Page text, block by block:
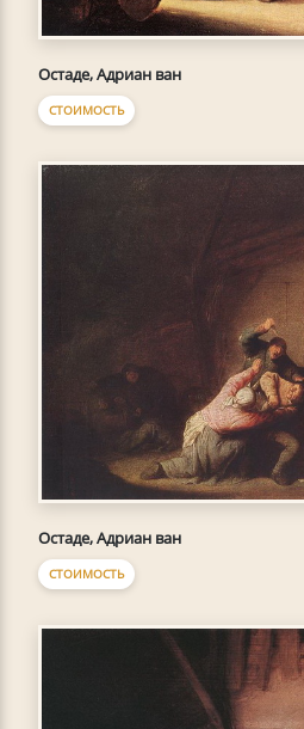
Остаде, Адриан ван
СТОИМОСТЬ
Остаде, Адриан ван
СТОИМОСТЬ